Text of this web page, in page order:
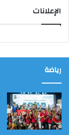
الإعلانات
رياضة